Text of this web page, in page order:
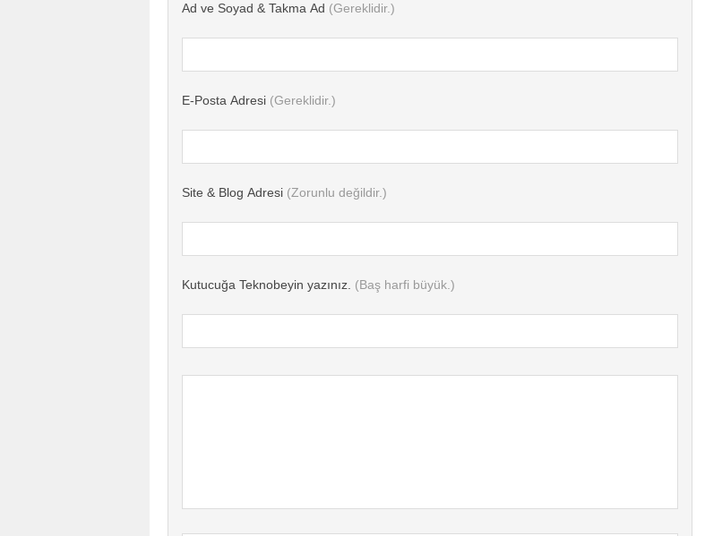
Ad ve Soyad & Takma Ad (Gereklidir.)
E-Posta Adresi (Gereklidir.)
Site & Blog Adresi (Zorunlu değildir.)
Kutucuğa Teknobeyin yazınız. (Baş harfi büyük.)